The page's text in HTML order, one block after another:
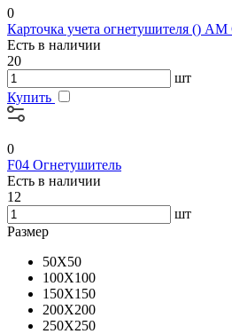
0
Карточка учета огнетушителя ()
Есть в наличии
20
шт
Купить
0
F04 Огнетушитель
Есть в наличии
12
шт
Размер
50X50
100X100
150X150
200X200
250X250